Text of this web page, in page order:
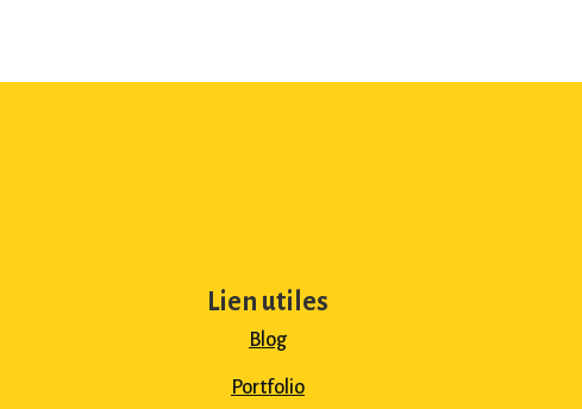
Lien utiles
Blog
Portfolio